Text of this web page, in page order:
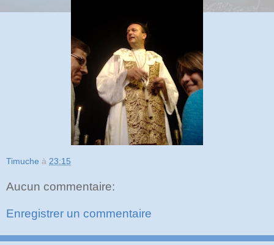
Timuche à 23:15
Aucun commentaire:
Enregistrer un commentaire